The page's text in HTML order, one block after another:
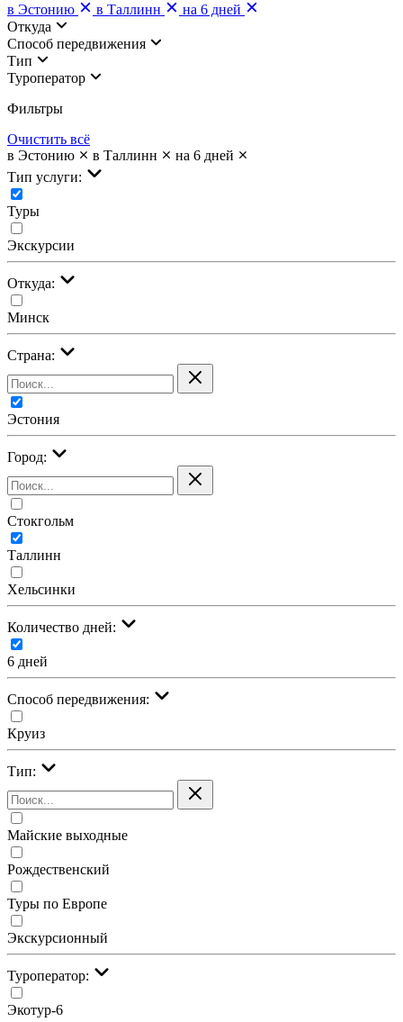
в Эстонию
в Таллинн
на 6 дней
Откуда
Cпособ передвижения
Тип
Туроператор
Фильтры
Очистить всё
в Эстонию
в Таллинн
на 6 дней
Тип услуги:
Туры
Экскурсии
Откуда:
Минск
Страна:
Эстония
Город:
Стокгольм
Таллинн
Хельсинки
Количество дней:
6 дней
Cпособ передвижения:
Круиз
Тип:
Майские выходные
Рождественский
Туры по Европе
Экскурсионный
Туроператор:
Экотур-6